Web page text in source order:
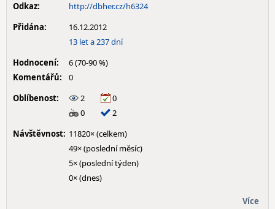
Odkaz:
http://dbher.cz/h6324
Přidána:
16.12.2012
13 let a 237 dní
Hodnocení:
6 (70-90 %)
Komentářů:
0
Oblíbenost:
2
0
0
2
Návštěvnost: 11820× (celkem)
49× (poslední měsíc)
5× (poslední týden)
0× (dnes)
Více